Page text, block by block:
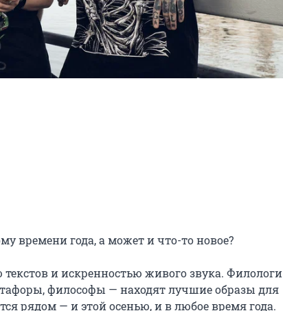
времени года, а может и что-то новое?
и искренностью живого звука. Филологи
философы — находят лучшие образы для
рядом — и этой осенью, и в любое время года.